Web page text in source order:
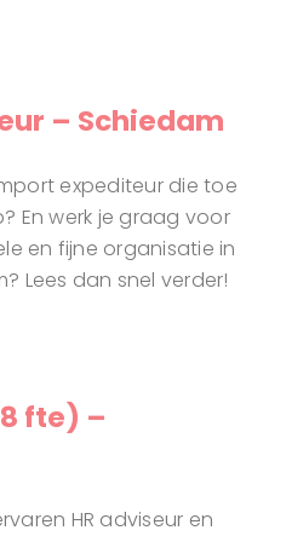
– Schiedam
expediteur die toe
En werk je graag voor
en fijne organisatie in
Lees dan snel verder!
fte) –
HR adviseur en